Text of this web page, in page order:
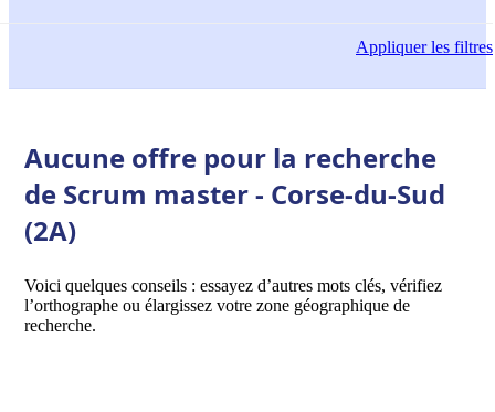
Appliquerles filtres
Aucune offre pour la recherche
de Scrum master - Corse-du-Sud
(2A)
Voici quelques conseils : essayez d’autres mots clés, vérifiez
l’orthographe ou élargissez votre zone géographique de
recherche.